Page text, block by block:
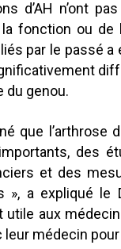
d’AH n’ont
la fonction ou
par le passé a
du genou.
que
des
et des
», a expliqué le
utile aux
leur médecin